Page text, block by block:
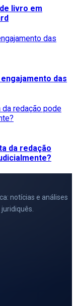
livro em
das
da redação
notícias e análises